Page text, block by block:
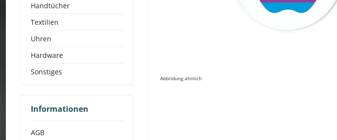
Handtücher
Textilien
Uhren
Hardware
Sonstiges
Informationen
AGB
Abbildung ähnlich